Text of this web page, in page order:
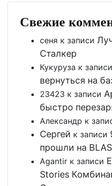
Свежие
сеня к записи
Сталкер
Кукуруза к записи
вернуться на
23423 к записи
быстро
Александр к
Сергей к записи
прошли на
Agantir к записи
Stories